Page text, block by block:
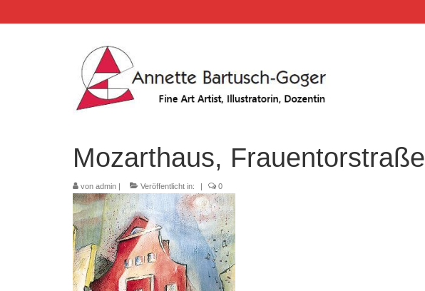
Mozarthaus, Frauentorstraße
von admin | Veröffentlicht in: | 0